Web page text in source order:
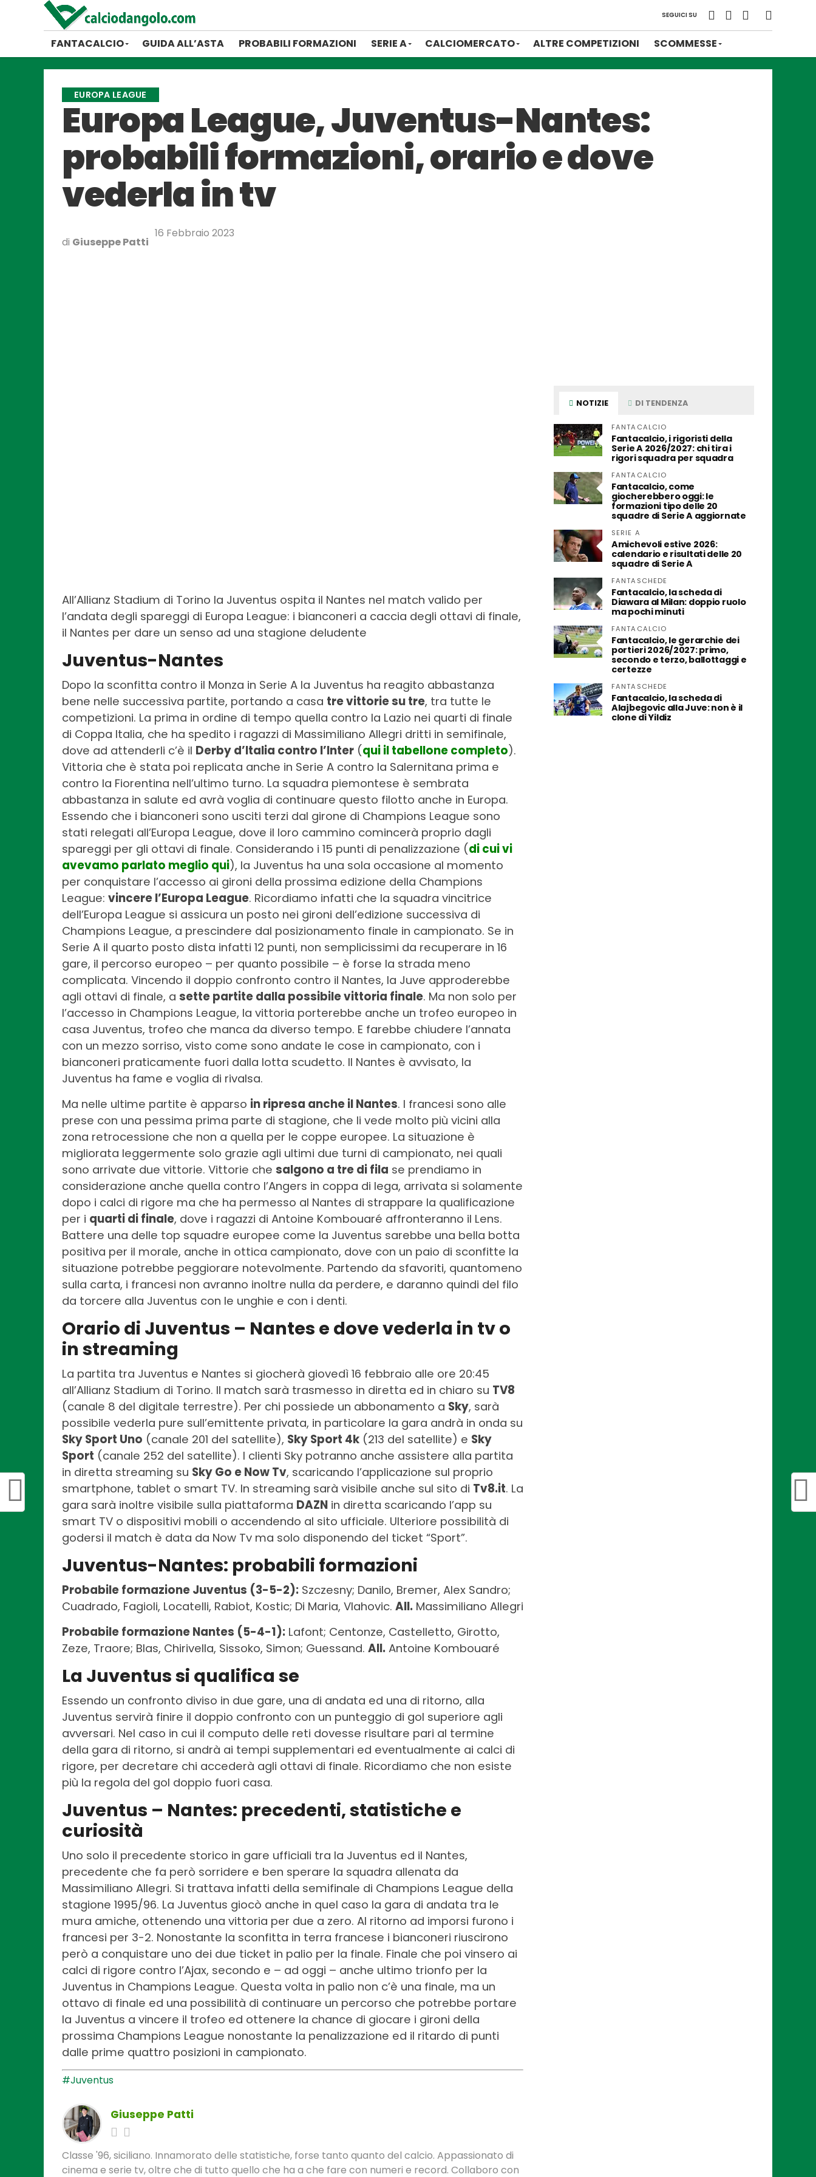
SEGUICI SU
FANTACALCIO GUIDA ALL’ASTA PROBABILI FORMAZIONI SERIE A CALCIOMERCATO ALTRE COMPETIZIONI SCOMMESSE
EUROPA LEAGUE
Europa League, Juventus-Nantes:
probabili formazioni, orario e dove
vederla in tv
di Giuseppe Patti
16 Febbraio 2023
All’Allianz Stadium di Torino la Juventus ospita il Nantes nel match valido per
l’andata degli spareggi di Europa League: i bianconeri a caccia degli ottavi di finale,
il Nantes per dare un senso ad una stagione deludente
Juventus-Nantes
Dopo la sconfitta contro il Monza in Serie A la Juventus ha reagito abbastanza
bene nelle successiva partite, portando a casa tre vittorie su tre, tra tutte le
competizioni. La prima in ordine di tempo quella contro la Lazio nei quarti di finale
di Coppa Italia, che ha spedito i ragazzi di Massimiliano Allegri dritti in semifinale,
dove ad attenderli c’è il Derby d’Italia contro l’Inter (qui il tabellone completo).
Vittoria che è stata poi replicata anche in Serie A contro la Salernitana prima e
contro la Fiorentina nell’ultimo turno. La squadra piemontese è sembrata
abbastanza in salute ed avrà voglia di continuare questo filotto anche in Europa.
Essendo che i bianconeri sono usciti terzi dal girone di Champions League sono
stati relegati all’Europa League, dove il loro cammino comincerà proprio dagli
spareggi per gli ottavi di finale. Considerando i 15 punti di penalizzazione (di cui vi
avevamo parlato meglio qui), la Juventus ha una sola occasione al momento
per conquistare l’accesso ai gironi della prossima edizione della Champions
League: vincere l’Europa League. Ricordiamo infatti che la squadra vincitrice
dell’Europa League si assicura un posto nei gironi dell’edizione successiva di
Champions League, a prescindere dal posizionamento finale in campionato. Se in
Serie A il quarto posto dista infatti 12 punti, non semplicissimi da recuperare in 16
gare, il percorso europeo – per quanto possibile – è forse la strada meno
complicata. Vincendo il doppio confronto contro il Nantes, la Juve approderebbe
agli ottavi di finale, a sette partite dalla possibile vittoria finale. Ma non solo per
l’accesso in Champions League, la vittoria porterebbe anche un trofeo europeo in
casa Juventus, trofeo che manca da diverso tempo. E farebbe chiudere l’annata
con un mezzo sorriso, visto come sono andate le cose in campionato, con i
bianconeri praticamente fuori dalla lotta scudetto. Il Nantes è avvisato, la
Juventus ha fame e voglia di rivalsa.
Ma nelle ultime partite è apparso in ripresa anche il Nantes. I francesi sono alle
prese con una pessima prima parte di stagione, che li vede molto più vicini alla
zona retrocessione che non a quella per le coppe europee. La situazione è
migliorata leggermente solo grazie agli ultimi due turni di campionato, nei quali
sono arrivate due vittorie. Vittorie che salgono a tre di fila se prendiamo in
considerazione anche quella contro l’Angers in coppa di lega, arrivata si solamente
dopo i calci di rigore ma che ha permesso al Nantes di strappare la qualificazione
per i quarti di finale, dove i ragazzi di Antoine Kombouaré affronteranno il Lens.
Battere una delle top squadre europee come la Juventus sarebbe una bella botta
positiva per il morale, anche in ottica campionato, dove con un paio di sconfitte la
situazione potrebbe peggiorare notevolmente. Partendo da sfavoriti, quantomeno
sulla carta, i francesi non avranno inoltre nulla da perdere, e daranno quindi del filo
da torcere alla Juventus con le unghie e con i denti.
Orario di Juventus – Nantes e dove vederla in tv o
in streaming
La partita tra Juventus e Nantes si giocherà giovedì 16 febbraio alle ore 20:45
all’Allianz Stadium di Torino. Il match sarà trasmesso in diretta ed in chiaro su TV8
(canale 8 del digitale terrestre). Per chi possiede un abbonamento a Sky, sarà
possibile vederla pure sull’emittente privata, in particolare la gara andrà in onda su
Sky Sport Uno (canale 201 del satellite), Sky Sport 4k (213 del satellite) e Sky
Sport (canale 252 del satellite). I clienti Sky potranno anche assistere alla partita
in diretta streaming su Sky Go e Now Tv, scaricando l’applicazione sul proprio
smartphone, tablet o smart TV. In streaming sarà visibile anche sul sito di Tv8.it. La
gara sarà inoltre visibile sulla piattaforma DAZN in diretta scaricando l’app su
smart TV o dispositivi mobili o accendendo al sito ufficiale. Ulteriore possibilità di
godersi il match è data da Now Tv ma solo disponendo del ticket “Sport”.
Juventus-Nantes: probabili formazioni
Probabile formazione Juventus (3-5-2): Szczesny; Danilo, Bremer, Alex Sandro;
Cuadrado, Fagioli, Locatelli, Rabiot, Kostic; Di Maria, Vlahovic. All. Massimiliano Allegri
Probabile formazione Nantes (5-4-1): Lafont; Centonze, Castelletto, Girotto,
Zeze, Traore; Blas, Chirivella, Sissoko, Simon; Guessand. All. Antoine Kombouaré
La Juventus si qualifica se
Essendo un confronto diviso in due gare, una di andata ed una di ritorno, alla
Juventus servirà finire il doppio confronto con un punteggio di gol superiore agli
avversari. Nel caso in cui il computo delle reti dovesse risultare pari al termine
della gara di ritorno, si andrà ai tempi supplementari ed eventualmente ai calci di
rigore, per decretare chi accederà agli ottavi di finale. Ricordiamo che non esiste
più la regola del gol doppio fuori casa.
Juventus – Nantes: precedenti, statistiche e
curiosità
Uno solo il precedente storico in gare ufficiali tra la Juventus ed il Nantes,
precedente che fa però sorridere e ben sperare la squadra allenata da
Massimiliano Allegri. Si trattava infatti della semifinale di Champions League della
stagione 1995/96. La Juventus giocò anche in quel caso la gara di andata tra le
mura amiche, ottenendo una vittoria per due a zero. Al ritorno ad imporsi furono i
francesi per 3-2. Nonostante la sconfitta in terra francese i bianconeri riuscirono
però a conquistare uno dei due ticket in palio per la finale. Finale che poi vinsero ai
calci di rigore contro l’Ajax, secondo e – ad oggi – anche ultimo trionfo per la
Juventus in Champions League. Questa volta in palio non c’è una finale, ma un
ottavo di finale ed una possibilità di continuare un percorso che potrebbe portare
la Juventus a vincere il trofeo ed ottenere la chance di giocare i gironi della
prossima Champions League nonostante la penalizzazione ed il ritardo di punti
dalle prime quattro posizioni in campionato.
#Juventus
Giuseppe Patti
Classe '96, siciliano. Innamorato delle statistiche, forse tanto quanto del calcio. Appassionato di
cinema e serie tv, oltre che di tutto quello che ha a che fare con numeri e record. Collaboro con
NOTIZIE DI TENDENZA
FANTACALCIO
Fantacalcio, i rigoristi della
Serie A 2026/2027: chi tira i
rigori squadra per squadra
FANTACALCIO
Fantacalcio, come
giocherebbero oggi: le
formazioni tipo delle 20
squadre di Serie A aggiornate
SERIE A
Amichevoli estive 2026:
calendario e risultati delle 20
squadre di Serie A
FANTASCHEDE
Fantacalcio, la scheda di
Diawara al Milan: doppio ruolo
ma pochi minuti
FANTACALCIO
Fantacalcio, le gerarchie dei
portieri 2026/2027: primo,
secondo e terzo, ballottaggi e
certezze
FANTASCHEDE
Fantacalcio, la scheda di
Alajbegovic alla Juve: non è il
clone di Yildiz